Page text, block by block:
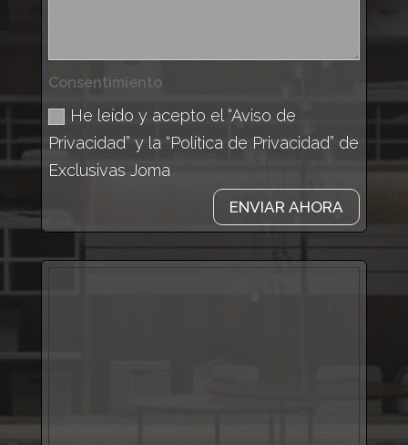
Consentimiento
He leído y acepto el “Aviso de
Privacidad” y la “Política de Privacidad” de
Exclusivas Joma
ENVIAR AHORA